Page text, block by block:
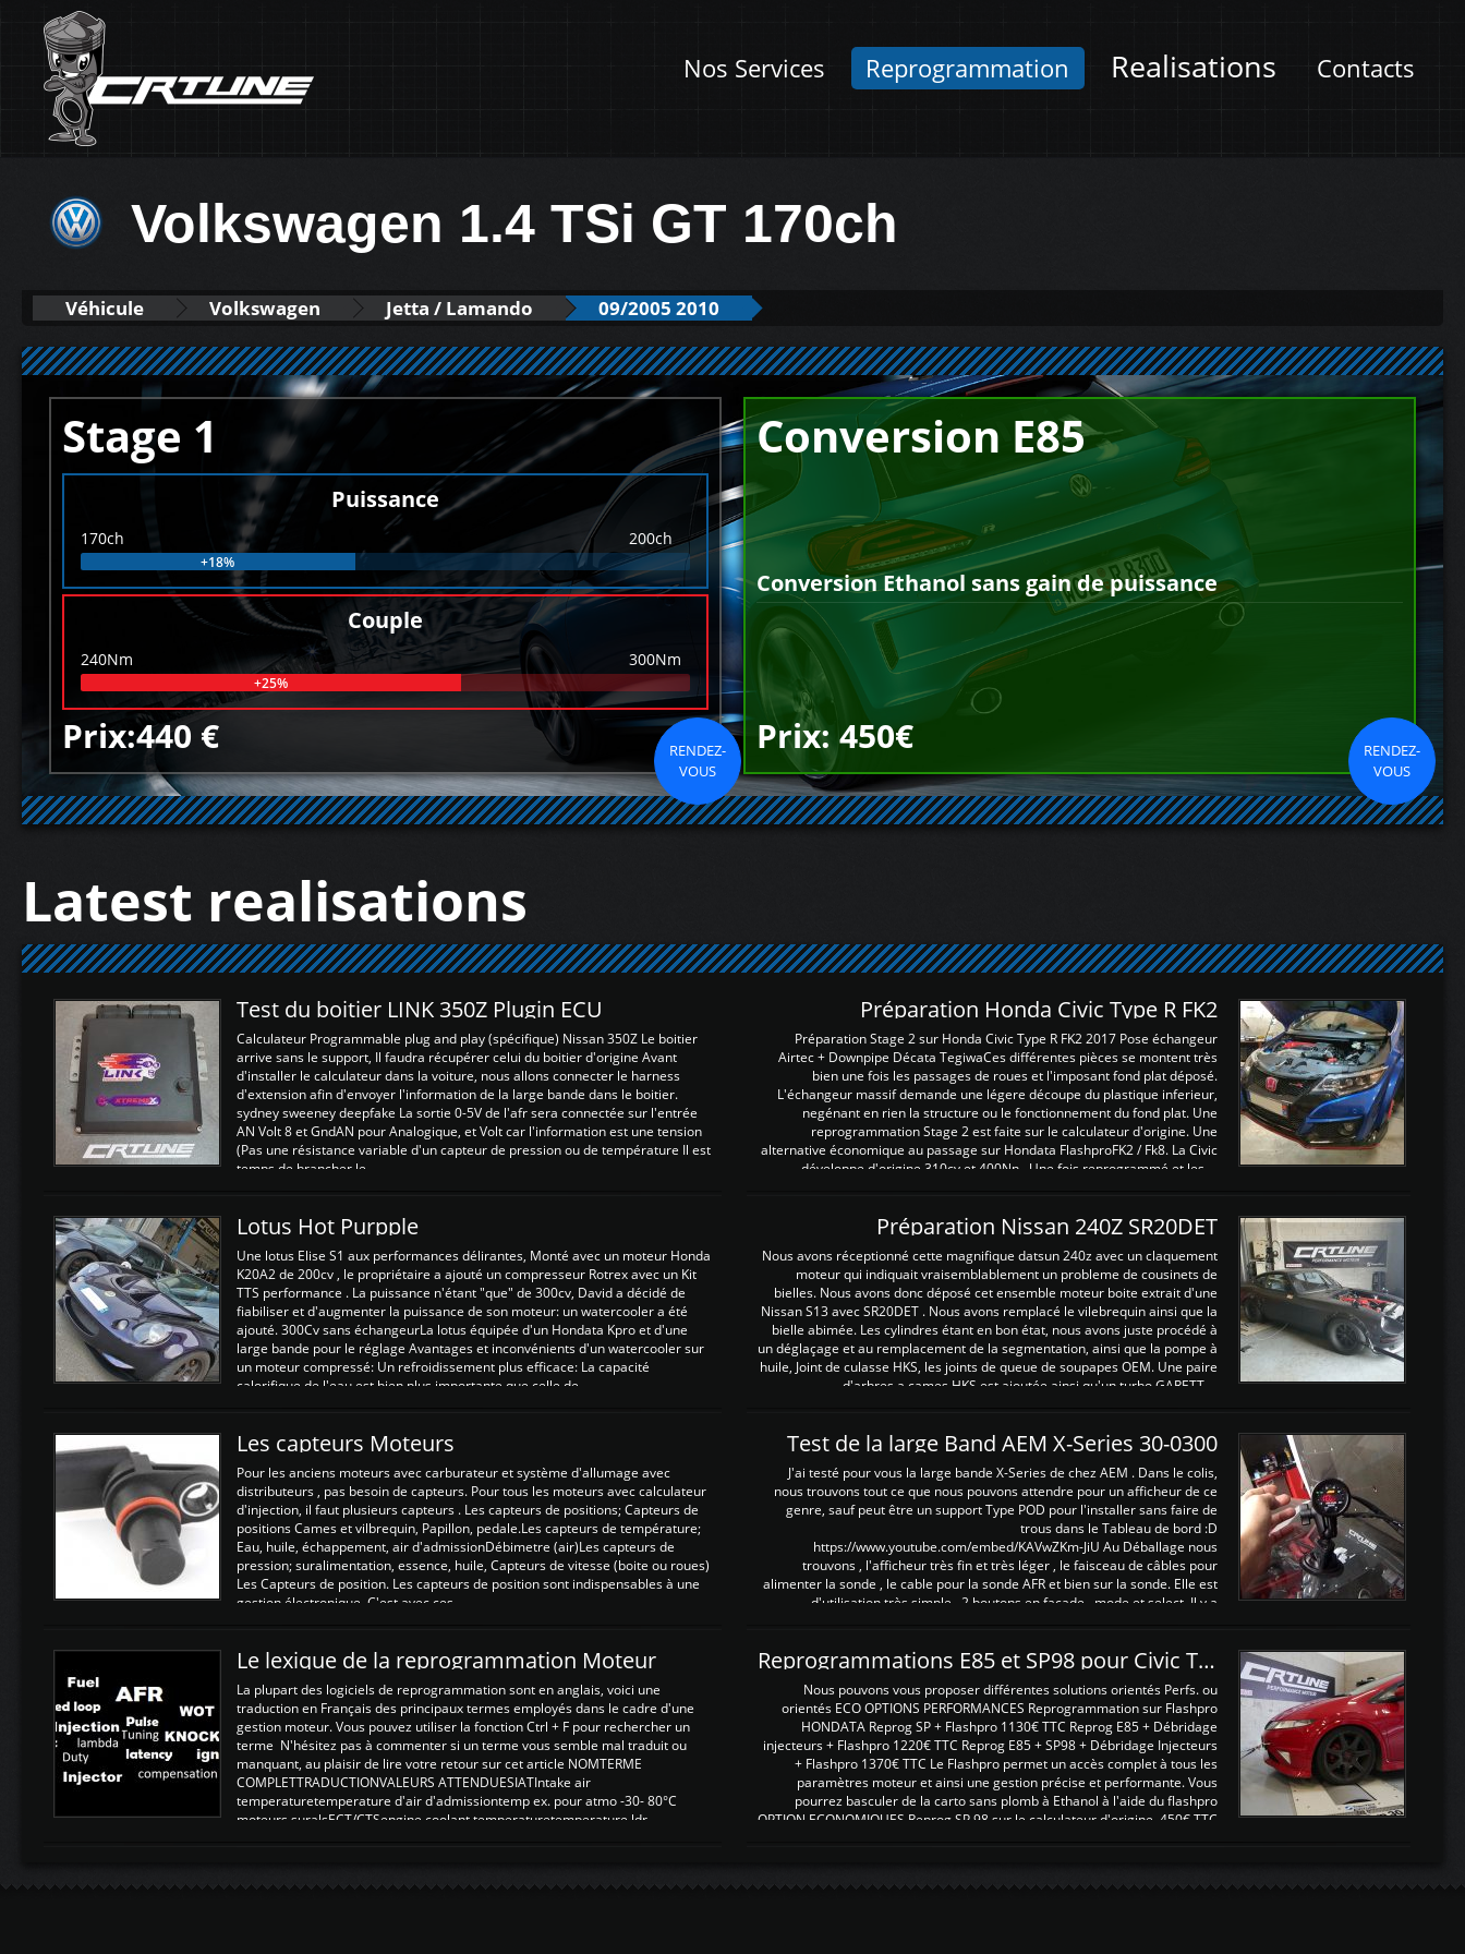
Nos Services Reprogrammation Realisations Contacts
Volkswagen 1.4 TSi GT 170ch
Véhicule Volkswagen Jetta / Lamando 09/2005 2010
Stage 1
Puissance
170ch 200ch
+18%
Couple
240Nm 300Nm
+25%
Prix:440 €
RENDEZ-
VOUS
Conversion E85
Conversion Ethanol sans gain de puissance
Prix: 450€
RENDEZ-
VOUS
Latest realisations
Test du boitier LINK 350Z Plugin ECU
Calculateur Programmable plug and play (spécifique) Nissan 350Z Le boitier
arrive sans le support, Il faudra récupérer celui du boitier d'origine Avant
d'installer le calculateur dans la voiture, nous allons connecter le harness
d'extension afin d'envoyer l'information de la large bande dans le boitier.
sydney sweeney deepfake La sortie 0-5V de l'afr sera connectée sur l'entrée
AN Volt 8 et GndAN pour Analogique, et Volt car l'information est une tension
(Pas une résistance variable d'un capteur de pression ou de température Il est
temps de brancher le ...
Préparation Honda Civic Type R FK2
Préparation Stage 2 sur Honda Civic Type R FK2 2017 Pose échangeur
Airtec + Downpipe Décata TegiwaCes différentes pièces se montent très
bien une fois les passages de roues et l'imposant fond plat déposé.
L'échangeur massif demande une légere découpe du plastique inferieur,
negénant en rien la structure ou le fonctionnement du fond plat. Une
reprogrammation Stage 2 est faite sur le calculateur d'origine. Une
alternative économique au passage sur Hondata FlashproFK2 / Fk8. La Civic
développe d'origine 310cv et 400Nn , Une fois reprogrammé et les ...
Lotus Hot Purpple
Une lotus Elise S1 aux performances délirantes, Monté avec un moteur Honda
K20A2 de 200cv , le propriétaire a ajouté un compresseur Rotrex avec un Kit
TTS performance . La puissance n'étant "que" de 300cv, David a décidé de
fiabiliser et d'augmenter la puissance de son moteur: un watercooler a été
ajouté. 300Cv sans échangeurLa lotus équipée d'un Hondata Kpro et d'une
large bande pour le réglage Avantages et inconvénients d'un watercooler sur
un moteur compressé: Un refroidissement plus efficace: La capacité
calorifique de l'eau est bien plus importante que celle de ...
Préparation Nissan 240Z SR20DET
Nous avons réceptionné cette magnifique datsun 240z avec un claquement
moteur qui indiquait vraisemblablement un probleme de cousinets de
bielles. Nous avons donc déposé cet ensemble moteur boite extrait d'une
Nissan S13 avec SR20DET . Nous avons remplacé le vilebrequin ainsi que la
bielle abimée. Les cylindres étant en bon état, nous avons juste procédé à
un déglaçage et au remplacement de la segmentation, ainsi que la pompe à
huile, Joint de culasse HKS, les joints de queue de soupapes OEM. Une paire
d'arbres a cames HKS est ajoutée ainsi qu'un turbo GARETT ...
Les capteurs Moteurs
Pour les anciens moteurs avec carburateur et système d'allumage avec
distributeurs , pas besoin de capteurs. Pour tous les moteurs avec calculateur
d'injection, il faut plusieurs capteurs . Les capteurs de positions; Capteurs de
positions Cames et vilbrequin, Papillon, pedale.Les capteurs de température;
Eau, huile, échappement, air d'admissionDébimetre (air)Les capteurs de
pression; suralimentation, essence, huile, Capteurs de vitesse (boite ou roues)
Les Capteurs de position. Les capteurs de position sont indispensables à une
gestion électronique. C'est avec ces ...
Test de la large Band AEM X-Series 30-0300
J'ai testé pour vous la large bande X-Series de chez AEM . Dans le colis,
nous trouvons tout ce que nous pouvons attendre pour un afficheur de ce
genre, sauf peut être un support Type POD pour l'installer sans faire de
trous dans le Tableau de bord :D
https://www.youtube.com/embed/KAVwZKm-JiU Au Déballage nous
trouvons , l'afficheur très fin et très léger , le faisceau de câbles pour
alimenter la sonde , le cable pour la sonde AFR et bien sur la sonde. Elle est
d'utilisation très simple , 2 boutons en façade , mode et select. Il y a
Le lexique de la reprogrammation Moteur
La plupart des logiciels de reprogrammation sont en anglais, voici une
traduction en Français des principaux termes employés dans le cadre d'une
gestion moteur. Vous pouvez utiliser la fonction Ctrl + F pour rechercher un
terme N'hésitez pas à commenter si un terme vous semble mal traduit ou
manquant, au plaisir de lire votre retour sur cet article NOMTERME
COMPLETTRADUCTIONVALEURS ATTENDUESIATIntake air
temperaturetemperature d'air d'admissiontemp ex. pour atmo -30- 80°C
moteurs suralsECT/CTSengine coolant temperaturetemperature ldr
Reprogrammations E85 et SP98 pour Civic Type R FN2
Nous pouvons vous proposer différentes solutions orientés Perfs. ou
orientés ECO OPTIONS PERFORMANCES Reprogrammation sur Flashpro
HONDATA Reprog SP + Flashpro 1130€ TTC Reprog E85 + Débridage
injecteurs + Flashpro 1220€ TTC Reprog E85 + SP98 + Débridage Injecteurs
+ Flashpro 1370€ TTC Le Flashpro permet un accès complet à tous les
paramètres moteur et ainsi une gestion précise et performante. Vous
pourrez basculer de la carto sans plomb à Ethanol à l'aide du flashpro
OPTION ECONOMIQUES Reprog SP 98 sur le calculateur d'origine 450€ TTC